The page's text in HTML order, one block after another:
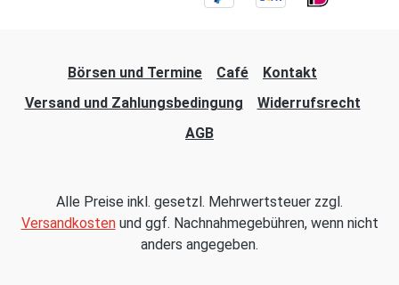
Börsen und Termine Café
Kontakt
Versand und Zahlungsbedingung
Widerrufsrecht
AGB
Alle Preise inkl. gesetzl. Mehrwertsteuer zzgl.
Versandkostenund ggf. Nachnahmegebühren, wenn nicht
anders angegeben.